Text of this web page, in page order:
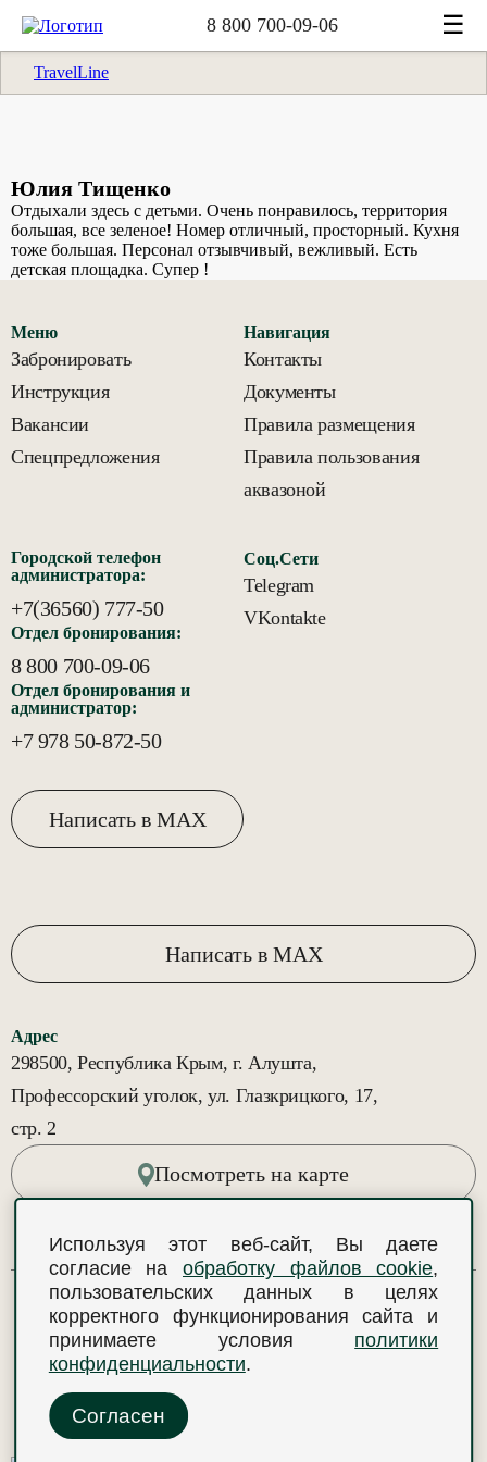
8 800 700-09-06 ☰
TravelLine
Юлия Тищенко
Отдыхали здесь с детьми. Очень понравилось, территория
большая, все зеленое! Номер отличный, просторный. Кухня
тоже большая. Персонал отзывчивый, вежливый. Есть
детская площадка. Супер !
Городской телефон
администратора:
+7(36560) 777-50
Отдел бронирования:
8 800 700-09-06
Отдел бронирования и
администратор:
+7 978 50-872-50
Написать в MAX
Написать в MAX
Меню
Забронировать
Инструкция
Вакансии
Спецпредложения
Навигация
Контакты
Документы
Правила размещения
Правила пользования
аквазоной
Соц.Сети
Telegram
VKontakte
Адрес
298500, Республика Крым, г. Алушта,
Профессорский уголок, ул. Глазкрицкого, 17,
стр. 2
Посмотреть на карте
В НАЧАЛО
Политика конфиденциальности
Используя этот веб-сайт, Вы даете
согласие наобработку файлов cookie,
пользовательских данных в целях
корректного функционирования сайта и
принимаете условия политики
конфиденциальности.
Согласен